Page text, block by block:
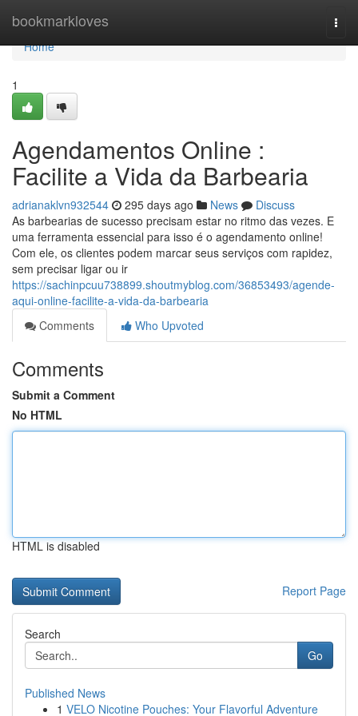
bookmarkloves
Home
Home
1
Agendamentos Online :
Facilite a Vida da Barbearia
adrianaklvn932544 295 days ago News
Discuss
As barbearias de sucesso precisam estar no ritmo das vezes. E
uma ferramenta essencial para isso é o agendamento online!
Com ele, os clientes podem marcar seus serviços com rapidez,
sem precisar ligar ou ir
https://sachinpcuu738899.shoutmyblog.com/36853493/agende-
aqui-online-facilite-a-vida-da-barbearia
Comments
Who Upvoted
Comments
Submit a Comment
No HTML
HTML is disabled
Report Page
Search
Go
Published News
1 VELO Nicotine Pouches: Your Flavorful Adventure